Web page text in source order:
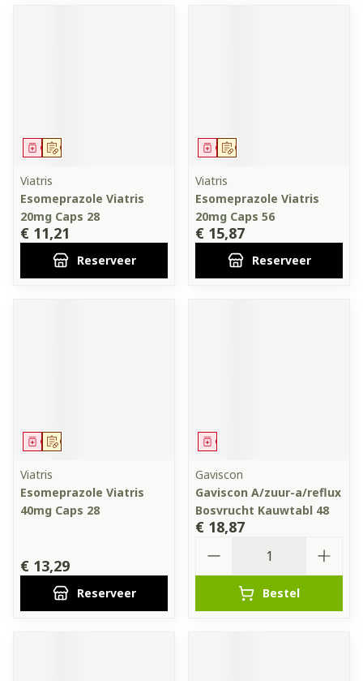
Op voorschrift
Geneesmiddel
Viatris
Esomeprazole Viatris
20mg Caps 28
€ 11,21
Reserveer
Op voorschrift
Geneesmiddel
Viatris
Esomeprazole Viatris
20mg Caps 56
€ 15,87
Reserveer
Op voorschrift
Geneesmiddel
Viatris
Esomeprazole Viatris
40mg Caps 28
€ 13,29
Reserveer
Geneesmiddel
Gaviscon
Gaviscon A/zuur-a/reflux
Bosvrucht Kauwtabl 48
€ 18,87
Bestel